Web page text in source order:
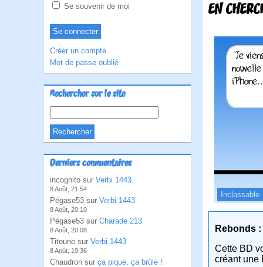
Se souvenir de moi
Créer un compte
Mot de passe oublié
Rechercher sur le site
Derniers commentaires
incognito sur Verbi 1443
8 Août, 21:54
Pégase53 sur Verbi 1443
8 Août, 20:10
Pégase53 sur Charade 213
8 Août, 20:08
Titoune sur Verbi 1443
8 Août, 19:36
Chaudron sur ça pique, ça brûle !
EN
Inclassable
Rebonds :
Cette BD
créant une